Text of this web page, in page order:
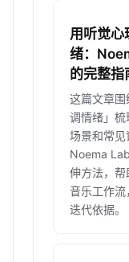
用听觉心
绪：
的完整指
这篇文章
调情绪」
场景和常见
Noema
伸方法，帮
音乐工作流
迭代依据。